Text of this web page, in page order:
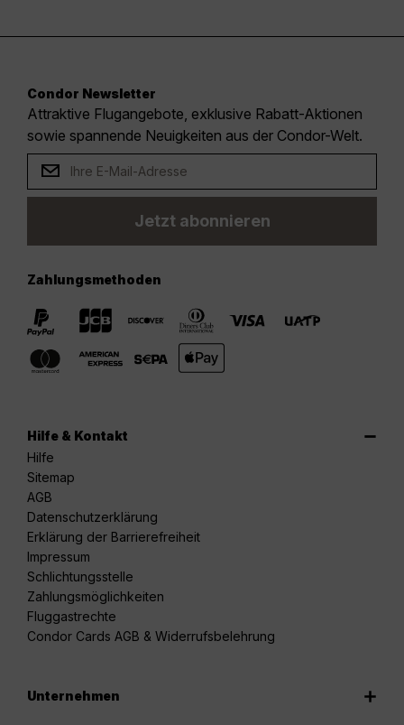
Condor Newsletter
Attraktive Flugangebote, exklusive Rabatt-Aktionen
sowie spannende Neuigkeiten aus der Condor-Welt.
Jetzt abonnieren
Zahlungsmethoden
Hilfe & Kontakt
Hilfe
Sitemap
AGB
Datenschutzerklärung
Erklärung der Barrierefreiheit
Impressum
Schlichtungsstelle
Zahlungsmöglichkeiten
Fluggastrechte
Condor Cards AGB & Widerrufsbelehrung
Unternehmen